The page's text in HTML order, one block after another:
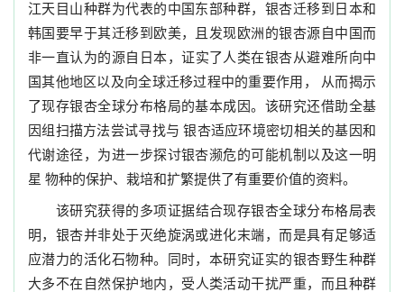
江天目山种群为代表的中国东部种群，银杏迁移到日本和
韩国要早于其迁移到欧美，且发现欧洲的银杏源自中国而
非一直认为的源自日本，证实了人类在银杏从避难所向中
国其他地区以及向全球迁移过程中的重要作用，
从而揭示
了现存银杏全球分布格局的基本成因。该研究还借助全基
因组扫描方法尝试寻找与 银杏适应环境密切相关的基因和
代谢途径，为进一步探讨银杏濒危的可能机制以及这一明
星 物种的保护、栽培和扩繁提供了有重要价值的资料。
该研究获得的多项证据结合现存银杏全球分布格局表
明，银杏并非处于灭绝旋涡或进化末端，而是具有足够适
应潜力的活化石物种。同时，本研究证实的银杏野生种群
大多不在自然保护地内，受人类活动干扰严重，而且种群